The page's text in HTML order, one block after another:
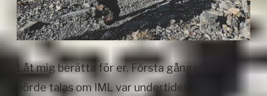
Låt mig berätta för er. Första gången jag
hörde talas om IML var undertiden jag